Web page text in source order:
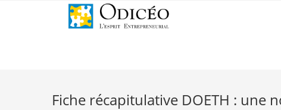
Fiche récapitulative DOETH : une